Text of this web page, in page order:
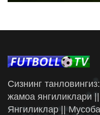
Сизнинг
жамоа янгиликлари
Янгиликлар ||